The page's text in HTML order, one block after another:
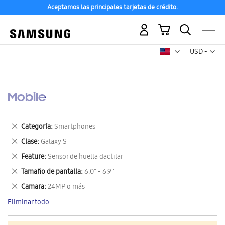
Aceptamos las principales tarjetas de crédito.
USD -
dólar
Mi carrito
Mobile
Categoría Smartphones
Eliminar
este
artículo
Clase Galaxy S
Eliminar
este
artículo
Feature Sensor de huella dactilar
Eliminar
este
artículo
Tamaño de pantalla 6.0" - 6.9"
Eliminar
este
artículo
Camara 24MP o más
Eliminar
este
artículo
Eliminar todo